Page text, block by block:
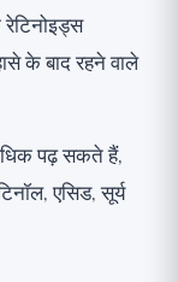
रेटिनोइड्स
के बाद रहने वाले
पढ़ सकते हैं,
एसिड, सूर्य